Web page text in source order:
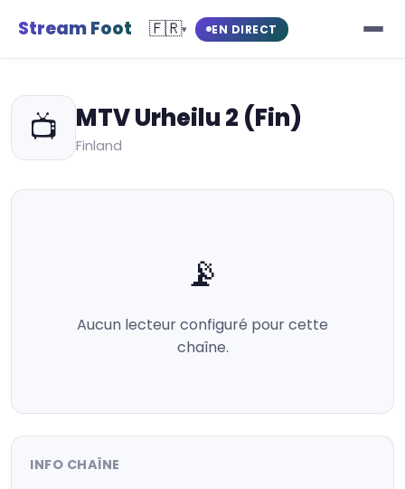
Stream Foot 🇫🇷▾ EN DIRECT
📺 MTV Urheilu 2 (Fin)
Finland
📡
Aucun lecteur configuré pour cette
chaîne.
INFO CHAÎNE